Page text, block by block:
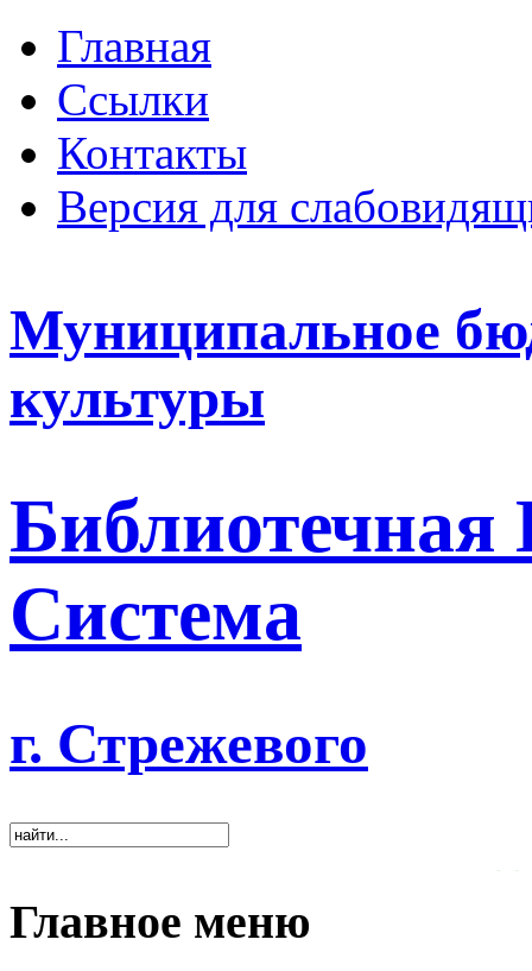
Главная
Ссылки
Контакты
Версия для
Муниципальное
культуры
Система
г. Стрежевого
Главное меню